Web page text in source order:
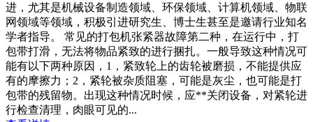
进，尤其是机械设备制造领域、环保领域、计算机领域、物联
网领域等领域，积极引进研究生、博士生甚至是邀请行业知名
学者指导。 常见的打包机张紧器故障第二种，在运行中，打
包带打滑，无法将物品紧致的进行捆扎。一般导致这种情况可
能有以下两种原因，1，紧致轮上的齿轮被磨损，不能提供应
有的摩擦力；2，紧轮被杂质阻塞，可能是灰尘，也可能是打
包带的残留物。出现这种情况时候，应**关闭设备，对紧轮进
行检查清理，肉眼可见的...